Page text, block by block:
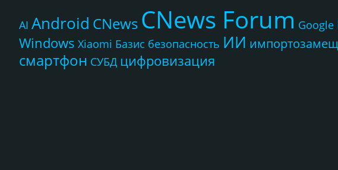
AI Android CNews CNews Forum Google
Windows Xiaomi Базис безопасность ИИ
смартфон СУБД цифровизация